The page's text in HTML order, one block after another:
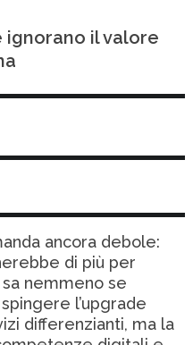
ignorano il valore
ancora debole:
di più per
nemmeno se
l’upgrade
differenzianti, ma la